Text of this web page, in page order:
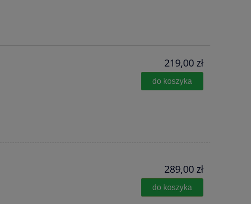
219,00 zł
do koszyka
289,00 zł
do koszyka